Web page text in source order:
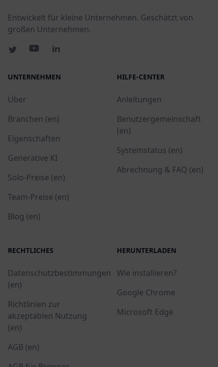
Entwickelt für kleine Unternehmen. Geschätzt von
großen Unternehmen.
UNTERNEHMEN
Über
Branchen (en)
Eigenschaften
Generative KI
Solo-Preise (en)
Team-Preise (en)
Blog (en)
HILFE-CENTER
Anleitungen
Benutzergemeinschaft
(en)
Systemstatus (en)
Abrechnung & FAQ (en)
RECHTLICHES
Datenschutzbestimmungen
(en)
Richtlinien zur
akzeptablen Nutzung
(en)
AGB (en)
HERUNTERLADEN
Wie installieren?
Google Chrome
Microsoft Edge